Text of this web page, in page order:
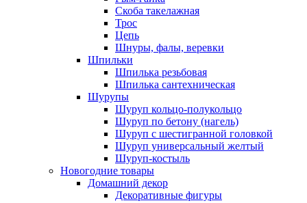
Скоба такелажная
Трос
Цепь
Шнуры, фалы, веревки
Шпильки
Шпилька резьбовая
Шпилька сантехническая
Шурупы
Шуруп кольцо-полукольцо
Шуруп по бетону (нагель)
Шуруп с шестигранной головкой
Шуруп универсальный желтый
Шуруп-костыль
Новогодние товары
Домашний декор
Декоративные фигуры